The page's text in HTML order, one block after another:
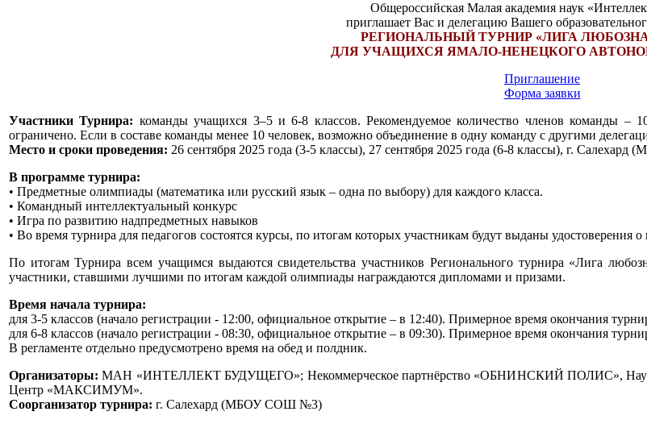
Общероссийская Малая академия наук
приглашает Вас и делегацию Вашего
РЕГИОНАЛЬНЫЙ ТУРНИР «ЛИГА
ДЛЯ УЧАЩИХСЯ ЯМАЛО-НЕНЕЦКОГО
Приглашение
Форма заявки
Участники Турнира: команды учащихся 3–5 и 6-8 классов. Рекомендуемое количество членов команды –
ограничено. Если в составе команды менее 10 человек, возможно объединение в одну команду с другими
Место и сроки проведения: 26 сентября 2025 года (3-5 классы), 27 сентября 2025 года (6-8 классы), г.
В программе турнира:
• Предметные олимпиады (математика или русский язык – одна по выбору) для каждого класса.
• Командный интеллектуальный конкурс
• Игра по развитию надпредметных навыков
• Во время турнира для педагогов состоятся курсы, по итогам которых участникам будут выданы
По итогам Турнира всем учащимся выдаются свидетельства участников Регионального турнира «Лига
участники, ставшими лучшими по итогам каждой олимпиады награждаются дипломами и призами.
Время начала турнира:
для 3-5 классов (начало регистрации - 12:00, официальное открытие – в 12:40). Примерное время окончания
для 6-8 классов (начало регистрации - 08:30, официальное открытие – в 09:30). Примерное время окончания
В регламенте отдельно предусмотрено время на обед и полдник.
Организаторы: МАН «ИНТЕЛЛЕКТ БУДУЩЕГО»; Некоммерческое партнёрство «ОБНИНСКИЙ ПОЛИС»,
Центр «МАКСИМУМ».
Соорганизатор турнира: г. Салехард (МБОУ СОШ №3)